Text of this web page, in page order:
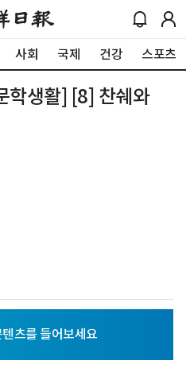
사회 국제 건강 스포츠
학생활] [8] 찬쉐와